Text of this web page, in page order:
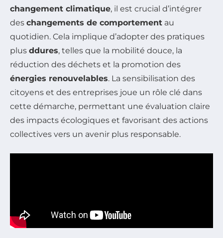
changement climatique, il est crucial d’intégrer
des changements de comportement au
quotidien. Cela implique d’adopter des pratiques
plus ddures, telles que la mobilité douce, la
réduction des déchets et la promotion des
énergies renouvelables. La sensibilisation des
citoyens et des entreprises joue un rôle clé dans
cette démarche, permettant une évaluation claire
des impacts écologiques et favorisant des actions
collectives vers un avenir plus responsable.